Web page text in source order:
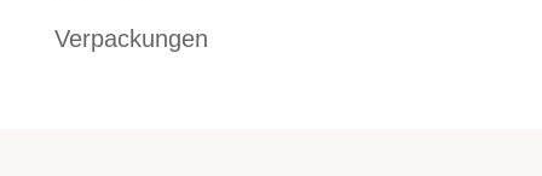
Verpackungen